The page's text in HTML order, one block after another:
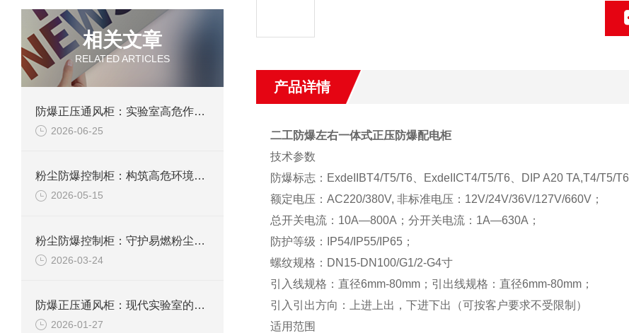
相关文章
RELATED ARTICLES
防爆正压通风柜：实验室高危作业的安全防护载体
2026-06-25
粉尘防爆控制柜：构筑高危环境下的电气安全屏障
2026-05-15
粉尘防爆控制柜：守护易燃粉尘环境下的电气安全
2026-03-24
防爆正压通风柜：现代实验室的安全屏障
2026-01-27
产品详情
二工防爆左右一体式正压防爆配电柜
技术参数
防爆标志： ExdeIIBT4/T5/T6 ExdeIICT4/T5/T6 DIP A20 TA,T4/T5/T6
额定电压： AC220/380V, 非标准电压： 12V/24V/36V/127V/660V；
总开关电流： 10A—800A ；分开关电流： 1A—630A ；
防护等级：
IP54/IP55/IP65；
螺纹规格： DN15-DN100/G1/2-G4寸
引入线规格：直径6mm-80mm；引出线规格：直径6mm-80mm；
引入引出方向：上进上出，下进下出（可按客户要求不受限制）
适用范围